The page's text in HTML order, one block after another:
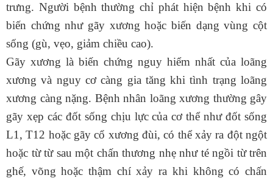
trưng. Người bệnh thường chỉ phát hiện bệnh khi có
biến chứng như gãy xương hoặc biến dạng vùng cột
sống (gù, vẹo, giảm chiều cao).
Gãy xương là biến chứng nguy hiểm nhất của loãng
xương và nguy cơ càng gia tăng khi tình trạng loãng
xương càng nặng. Bệnh nhân loãng xương thường gây
gãy xẹp các đốt sống chịu lực của cơ thể như đốt sống
L1, T12 hoặc gãy cổ xương đùi, có thể xảy ra đột ngột
hoặc từ từ sau một chấn thương nhẹ như té ngồi từ trên
ghế, võng hoặc thậm chí xảy ra khi không có chấn